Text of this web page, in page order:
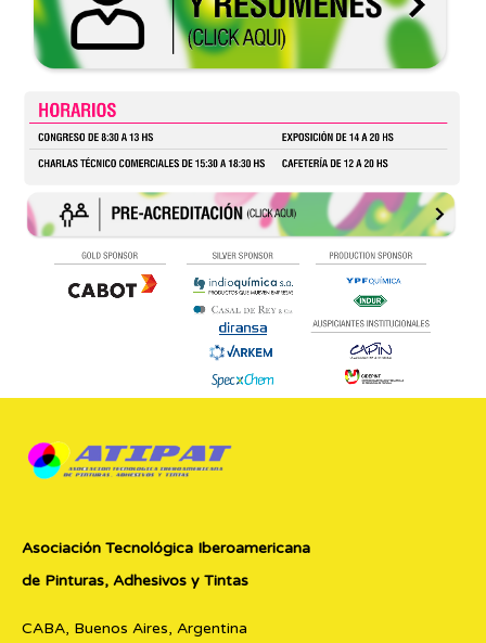
Asociación Tecnológica Iberoamericana
de Pinturas, Adhesivos y Tintas
CABA, Buenos Aires, Argentina